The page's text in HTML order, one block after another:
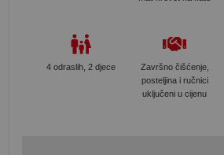
4 odraslih, 2 djece
Završno čišćenje,
posteljina i ručnici
uključeni u cijenu